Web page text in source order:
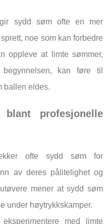
sydd søm ofte en mer
noe som kan forbedre
oppleve at limte sømmer,
kan føre til
ballen eldes.
blant profesjonelle
ofte sydd søm for
av deres pålitelighet og
mener at sydd søm
under høytrykkskamper.
med limte